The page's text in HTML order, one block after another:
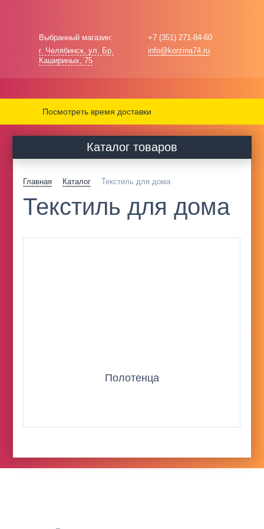
Выбранный магазин:
г. Челябинск, ул. Бр.
Кашириных, 75
+7 (351) 271-84-60
info@korzina74.ru
Посмотреть время доставки
Каталог товаров
Главная Каталог Текстиль для дома
Текстиль для дома
Полотенца